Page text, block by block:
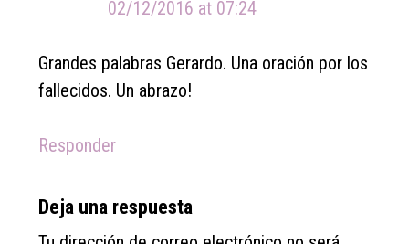
02/12/2016 at 07:24
Grandes palabras Gerardo. Una oración por los
fallecidos. Un abrazo!
Responder
Deja una respuesta